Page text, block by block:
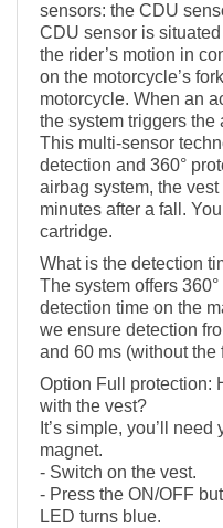
sensors: the CDU
CDU sensor is
the rider’s motion in
on the motorcycle’s
motorcycle. When an
the system triggers the
This multi-sensor
detection and 360°
airbag system, the
minutes after a fall.
cartridge.
What is the detection
The system offers
detection time on the
we ensure detection
and 60 ms (without the
Option Full protection:
with the vest?
It’s simple, you’ll
magnet.
- Switch on the vest.
- Press the ON/OFF
LED turns blue.